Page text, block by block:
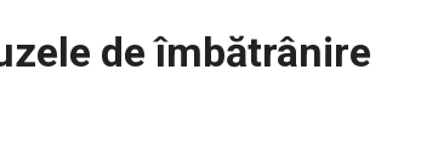
de îmbătrânire